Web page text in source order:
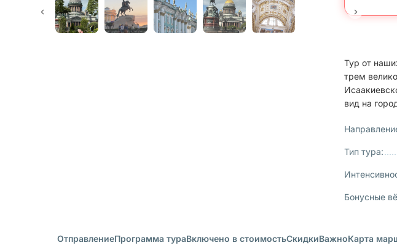
Тур от
трем
вид на
Тип тура:
Бонусные
ОтправлениеПрограмма тураВключено в стоимостьСкидкиВажноКарта